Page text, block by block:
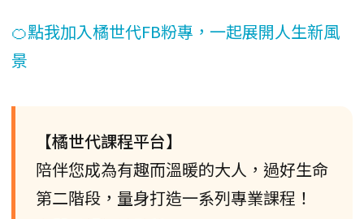
🍊點我加入橘世代FB粉專，一起展開人生新風
景
【橘世代課程平台】
陪伴您成為有趣而溫暖的大人，過好生命
第二階段，量身打造一系列專業課程！